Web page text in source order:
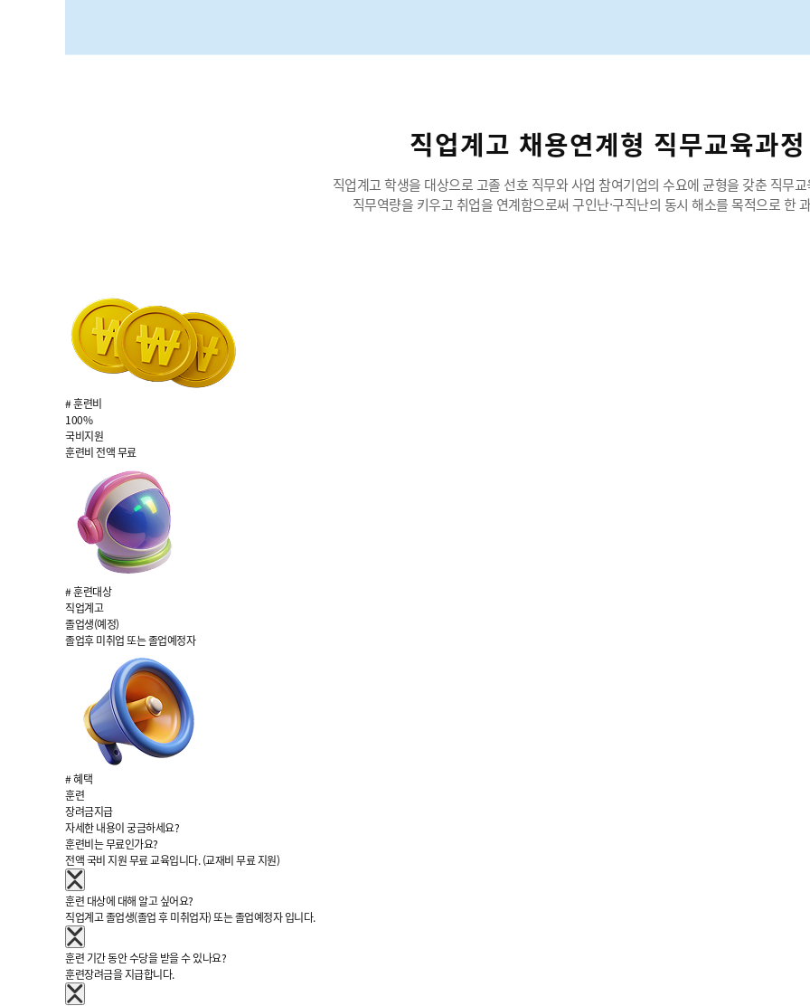
직업계고 채용연계형 직무교육과정
직업계고 학생을 대상으로 고졸 선호 직무와 사업 참여기업의 수요에 균형을 갖춘 직무
직무역량을 키우고 취업을 연계함으로써 구인난·구직난의 동시 해소를 목적으로 한
# 훈련비
100%
국비지원
훈련비 전액 무료
# 훈련대상
직업계고
졸업생(예정)
졸업후 미취업 또는 졸업예정자
# 혜택
훈련
장려금지급
자세한 내용이 궁금하세요?
훈련비는 무료인가요?
전액 국비 지원 무료 교육입니다. (교재비 무료 지원)
훈련 대상에 대해 알고 싶어요?
직업계고 졸업생(졸업 후 미취업자) 또는 졸업예정자 입니다.
훈련 기간 동안 수당을 받을 수 있나요?
훈련장려금을 지급합니다.